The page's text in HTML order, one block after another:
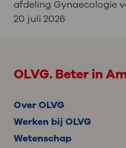
afdeling Gynaecologie
20 juli 2026
OLVG. Beter in
Over OLVG
Werken bij OLVG
Wetenschap